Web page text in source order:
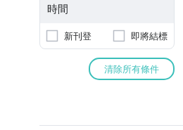
時間
新刊登 即將結標
清除所有條件